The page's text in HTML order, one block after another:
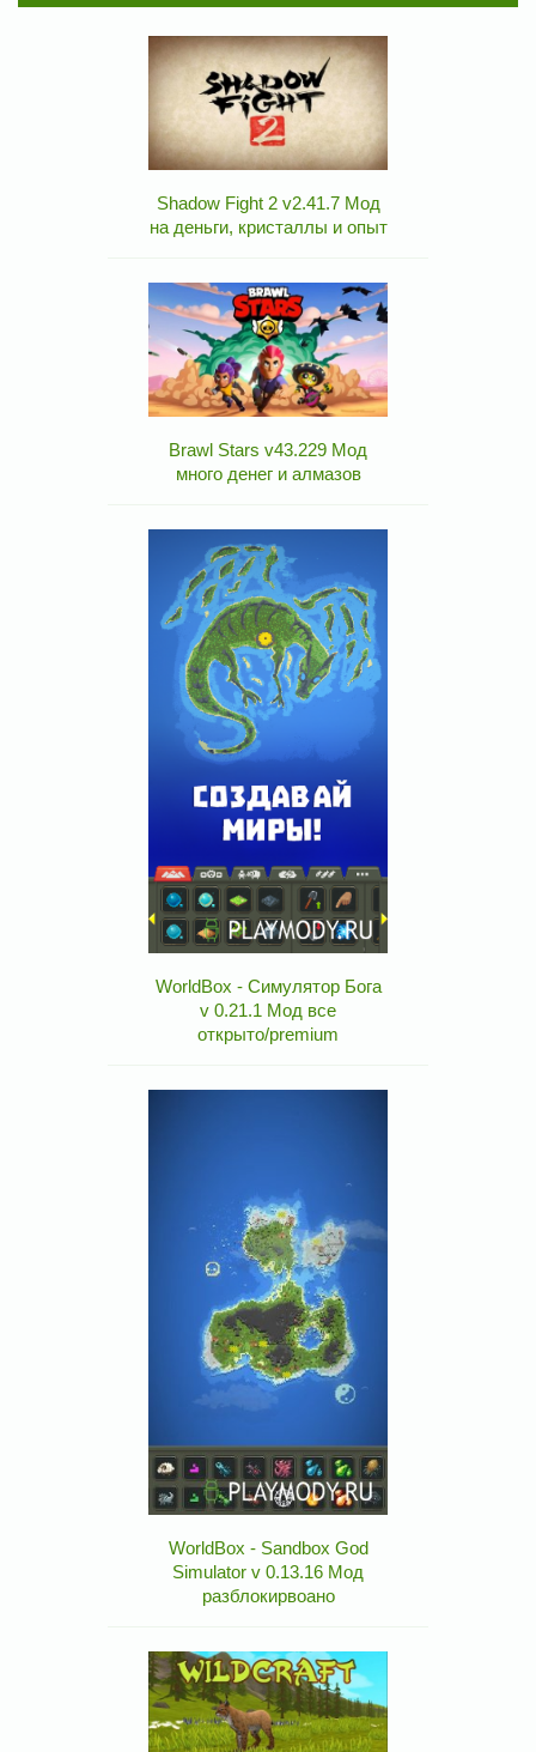
Shadow Fight 2 v2.41.7 Мод
на деньги, кристаллы и опыт
Brawl Stars v43.229 Мод
много денег и алмазов
WorldBox - Симулятор Бога
v 0.21.1 Мод все
открыто/premium
WorldBox - Sandbox God
Simulator v 0.13.16 Мод
разблокирвоано